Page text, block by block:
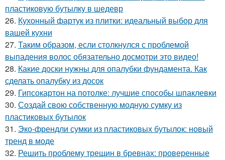
пластиковую бутылку в шедевр
26. Кухонный фартук из плитки: идеальный выбор для
вашей кухни
27. Таким образом, если столкнулся с проблемой
выпадения волос обязательно досмотри это видео!
28. Какие доски нужны для опалубки фундамента. Как
сделать опалубку из досок
29. Гипсокартон на потолке: лучшие способы шпаклевки
30. Создай свою собственную модную сумку из
пластиковых бутылок
31. Эко-френдли сумки из пластиковых бутылок: новый
тренд в моде
32. Решить проблему трещин в бревнах: проверенные